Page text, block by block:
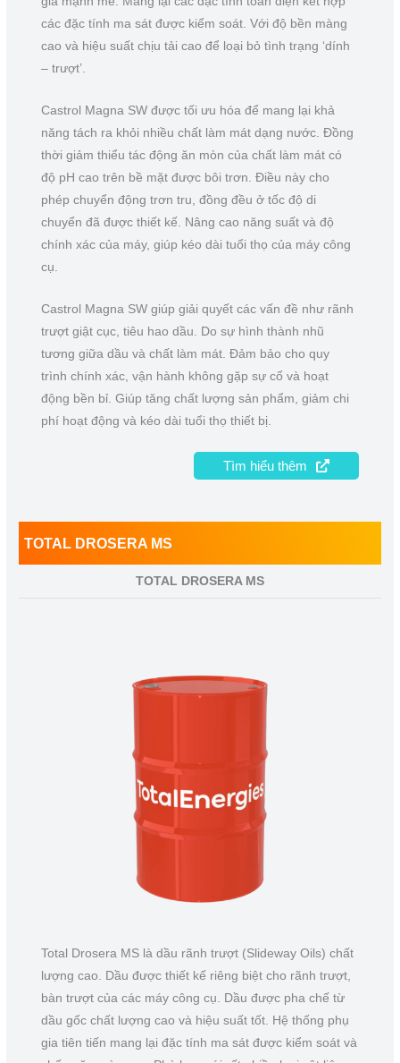
các đặc tính ma sát được kiểm soát. Với độ bền màng
cao và hiệu suất chịu tải cao để loại bỏ tình trạng ‘dính
– trượt’.
Castrol Magna SW được tối ưu hóa để mang lại khả
năng tách ra khỏi nhiều chất làm mát dạng nước. Đồng
thời giảm thiểu tác động ăn mòn của chất làm mát có
độ pH cao trên bề mặt được bôi trơn. Điều này cho
phép chuyển động trơn tru, đồng đều ở tốc độ di
chuyển đã được thiết kế. Nâng cao năng suất và độ
chính xác của máy, giúp kéo dài tuổi thọ của máy công
cụ.
Castrol Magna SW giúp giải quyết các vấn đề như rãnh
trượt giật cục, tiêu hao dầu. Do sự hình thành nhũ
tương giữa dầu và chất làm mát. Đảm bảo cho quy
trình chính xác, vận hành không gặp sự cố và hoạt
động bền bỉ. Giúp tăng chất lượng sản phẩm, giảm chi
phí hoạt động và kéo dài tuổi thọ thiết bị.
Tìm hiểu thêm
TOTAL DROSERA MS
TOTAL DROSERA MS
Total Drosera MS là dầu rãnh trượt (Slideway Oils) chất
lượng cao. Dầu được thiết kế riêng biệt cho rãnh trượt,
bàn trượt của các máy công cụ. Dầu được pha chế từ
dầu gốc chất lượng cao và hiệu suất tốt. Hệ thống phụ
gia tiên tiến mang lại đặc tính ma sát được kiểm soát và